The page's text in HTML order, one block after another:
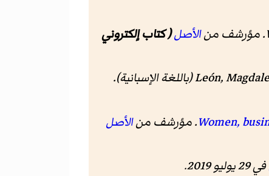
الأصل( كتاب إلكتروني
León,(باللغة الإسبانية).
الأصل
في 29 يوليو 2019.